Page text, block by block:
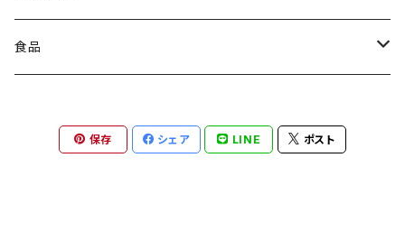
カレンダー
レコード
本
レコード
靴下
ワンピース
食品
コーヒー
保存 シェア LINE ポスト